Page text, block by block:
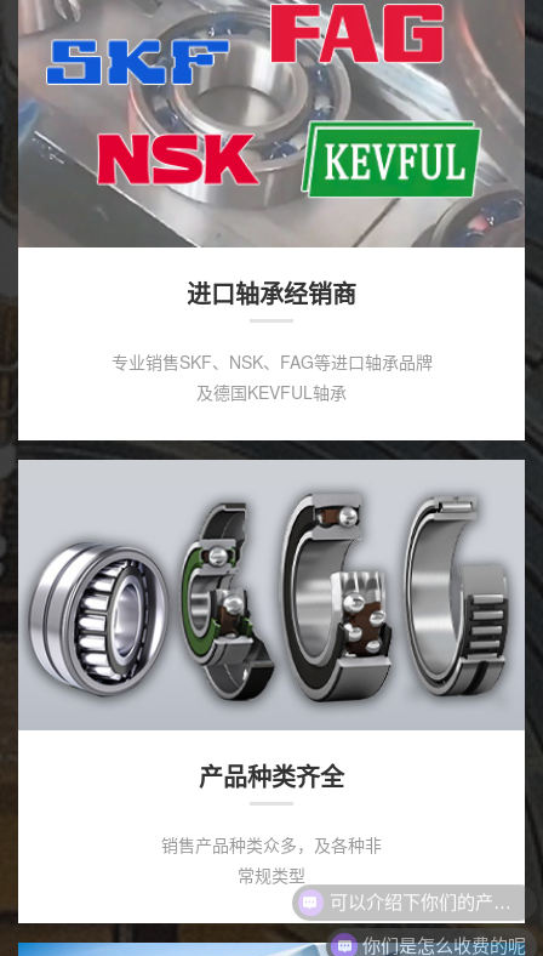
进口轴承经销商
专业销售SKF、NSK、FAG等进口轴承品牌
及德国KEVFUL轴承
产品种类齐全
销售产品种类众多，及各种非
常规类型
你们是怎么收费的呢